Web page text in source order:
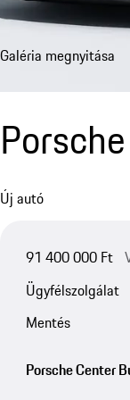
Galéria megnyitása
Új autó
91 400 000 Ft
Ügyfélszolgálat
Mentés
Porsche Center